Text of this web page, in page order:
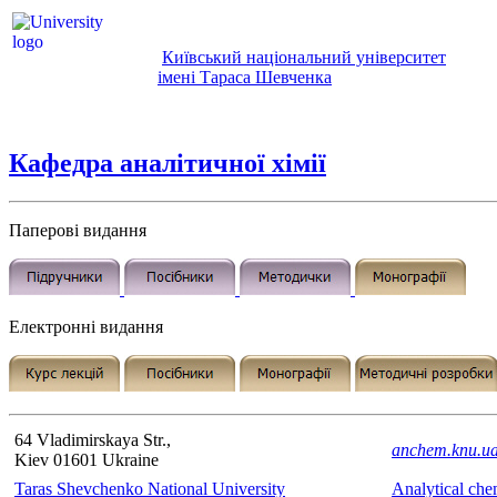
Київський національний університет
імені Тараса Шевченка
Кафедра аналітичної хімії
Паперові видання
Електронні видання
64 Vladimirskaya Str.,
Kiev 01601 Ukraine
Taras Shevchenko National University Analytical